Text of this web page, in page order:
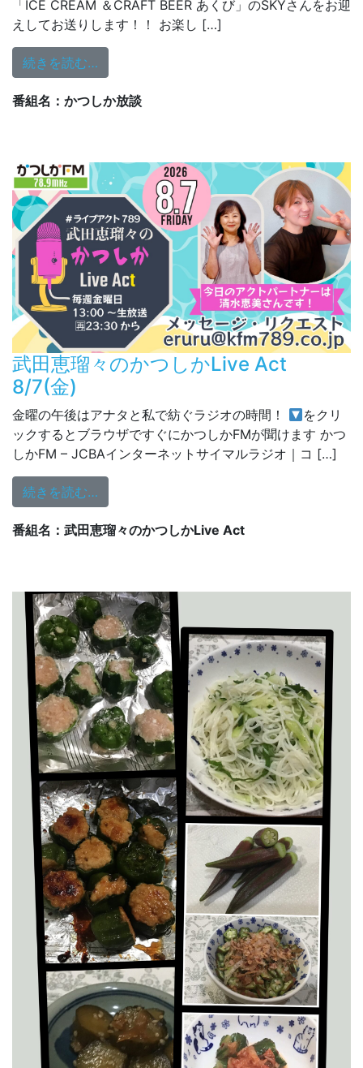
「ICE CREAM ＆CRAFT BEER あくび」のSKYさんをお迎
えしてお送りします！！ お楽し […]
続きを読む…
番組名：かつしか放談
武田恵瑠々のかつしかLive Act
8/7(金)
金曜の午後はアナタと私で紡ぐラジオの時間！
をクリ
ックするとブラウザですぐにかつしかFMが聞けます かつ
しかFM – JCBAインターネットサイマルラジオ｜コ […]
続きを読む…
番組名：武田恵瑠々のかつしかLive Act